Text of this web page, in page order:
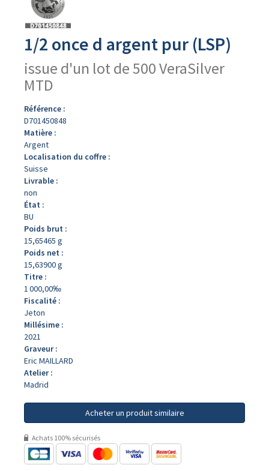
produit
1/2 once d argent pur (LSP)
issue d'un lot de 500 VeraSilver
MTD
Référence :
D701450848
Matière :
Argent
Localisation du coffre :
Suisse
Livrable :
non
État :
BU
Poids brut :
15,65465 g
Poids net :
15,63900 g
Titre :
1 000,00‰
Fiscalité :
Jeton
Millésime :
2021
Graveur :
Eric MAILLARD
Atelier :
Madrid
Acheter un produit similaire
Achats 100% sécurisés